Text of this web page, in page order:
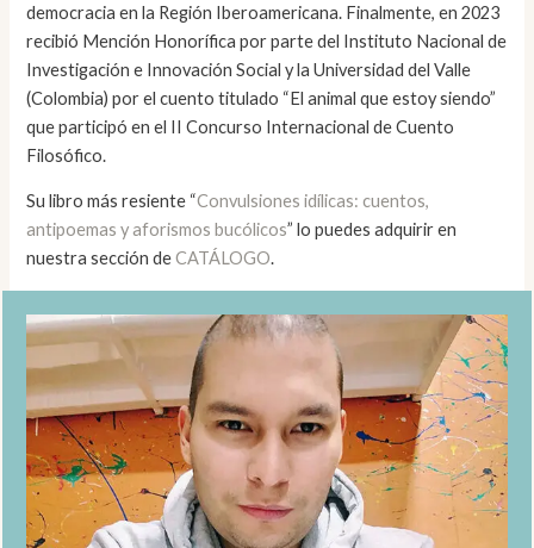
democracia en la Región Iberoamericana. Finalmente, en 2023
recibió Mención Honorífica por parte del Instituto Nacional de
Investigación e Innovación Social y la Universidad del Valle
(Colombia) por el cuento titulado “El animal que estoy siendo”
que participó en el II Concurso Internacional de Cuento
Filosófico.
Su libro más resiente “Convulsiones idílicas: cuentos,
antipoemas y aforismos bucólicos” lo puedes adquirir en
nuestra sección deCATÁLOGO.